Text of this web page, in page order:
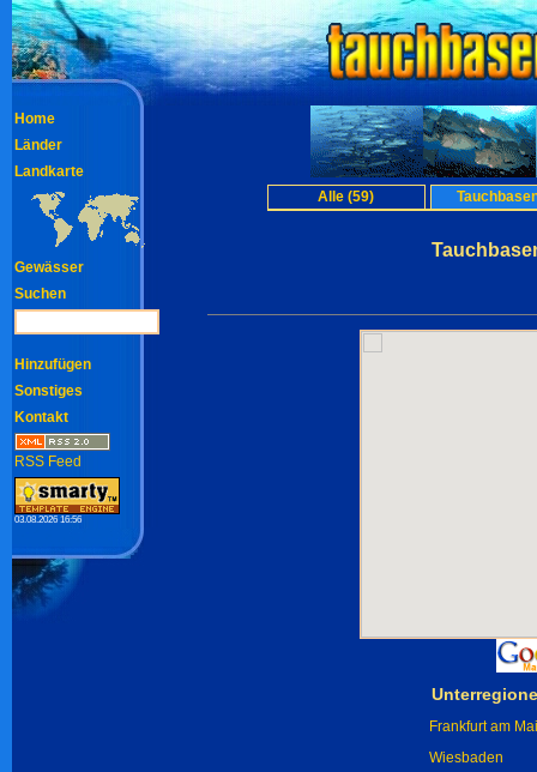
Alle (59)
Frankfurt am
Wiesbaden
Home
Länder
Landkarte
Gewässer
Suchen
Hinzufügen
Sonstiges
Kontakt
RSS Feed
03.08.2026 16:56